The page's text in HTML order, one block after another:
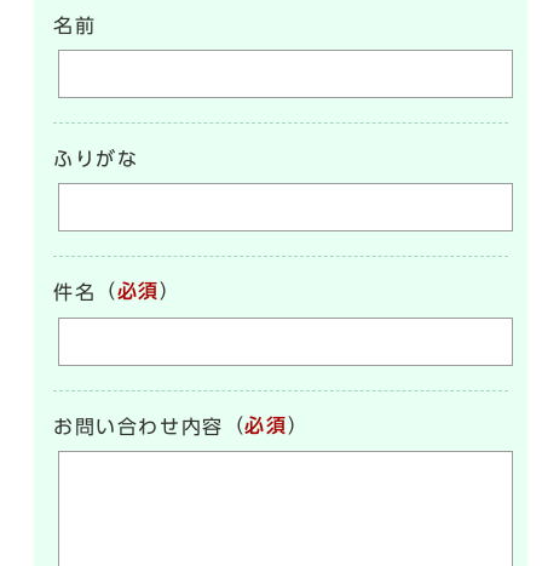
名前
ふりがな
件名 （必須）
お問い合わせ内容 （必須）